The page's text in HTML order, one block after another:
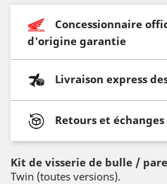
Concessionnaire
d'origine garantie
Livraison express
Retours et
Kit de visserie de bulle /
Twin (toutes versions).